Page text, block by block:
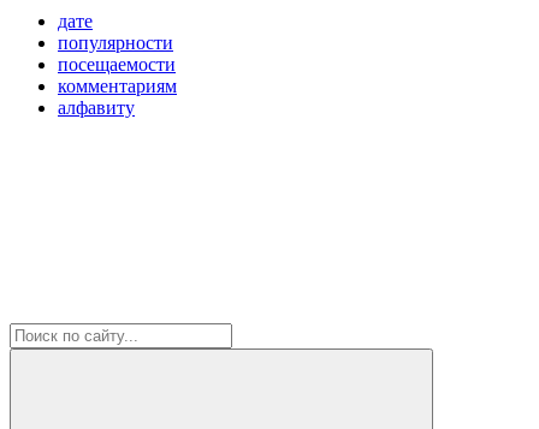
дате
популярности
посещаемости
комментариям
алфавиту